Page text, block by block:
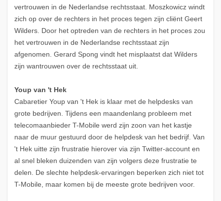
vertrouwen in de Nederlandse rechtsstaat. Moszkowicz windt
zich op over de rechters in het proces tegen zijn cliënt Geert
Wilders. Door het optreden van de rechters in het proces zou
het vertrouwen in de Nederlandse rechtsstaat zijn
afgenomen. Gerard Spong vindt het misplaatst dat Wilders
zijn wantrouwen over de rechtsstaat uit.
Youp van 't Hek
Cabaretier Youp van 't Hek is klaar met de helpdesks van
grote bedrijven. Tijdens een maandenlang probleem met
telecomaanbieder T-Mobile werd zijn zoon van het kastje
naar de muur gestuurd door de helpdesk van het bedrijf. Van
't Hek uitte zijn frustratie hierover via zijn Twitter-account en
al snel bleken duizenden van zijn volgers deze frustratie te
delen. De slechte helpdesk-ervaringen beperken zich niet tot
T-Mobile, maar komen bij de meeste grote bedrijven voor.